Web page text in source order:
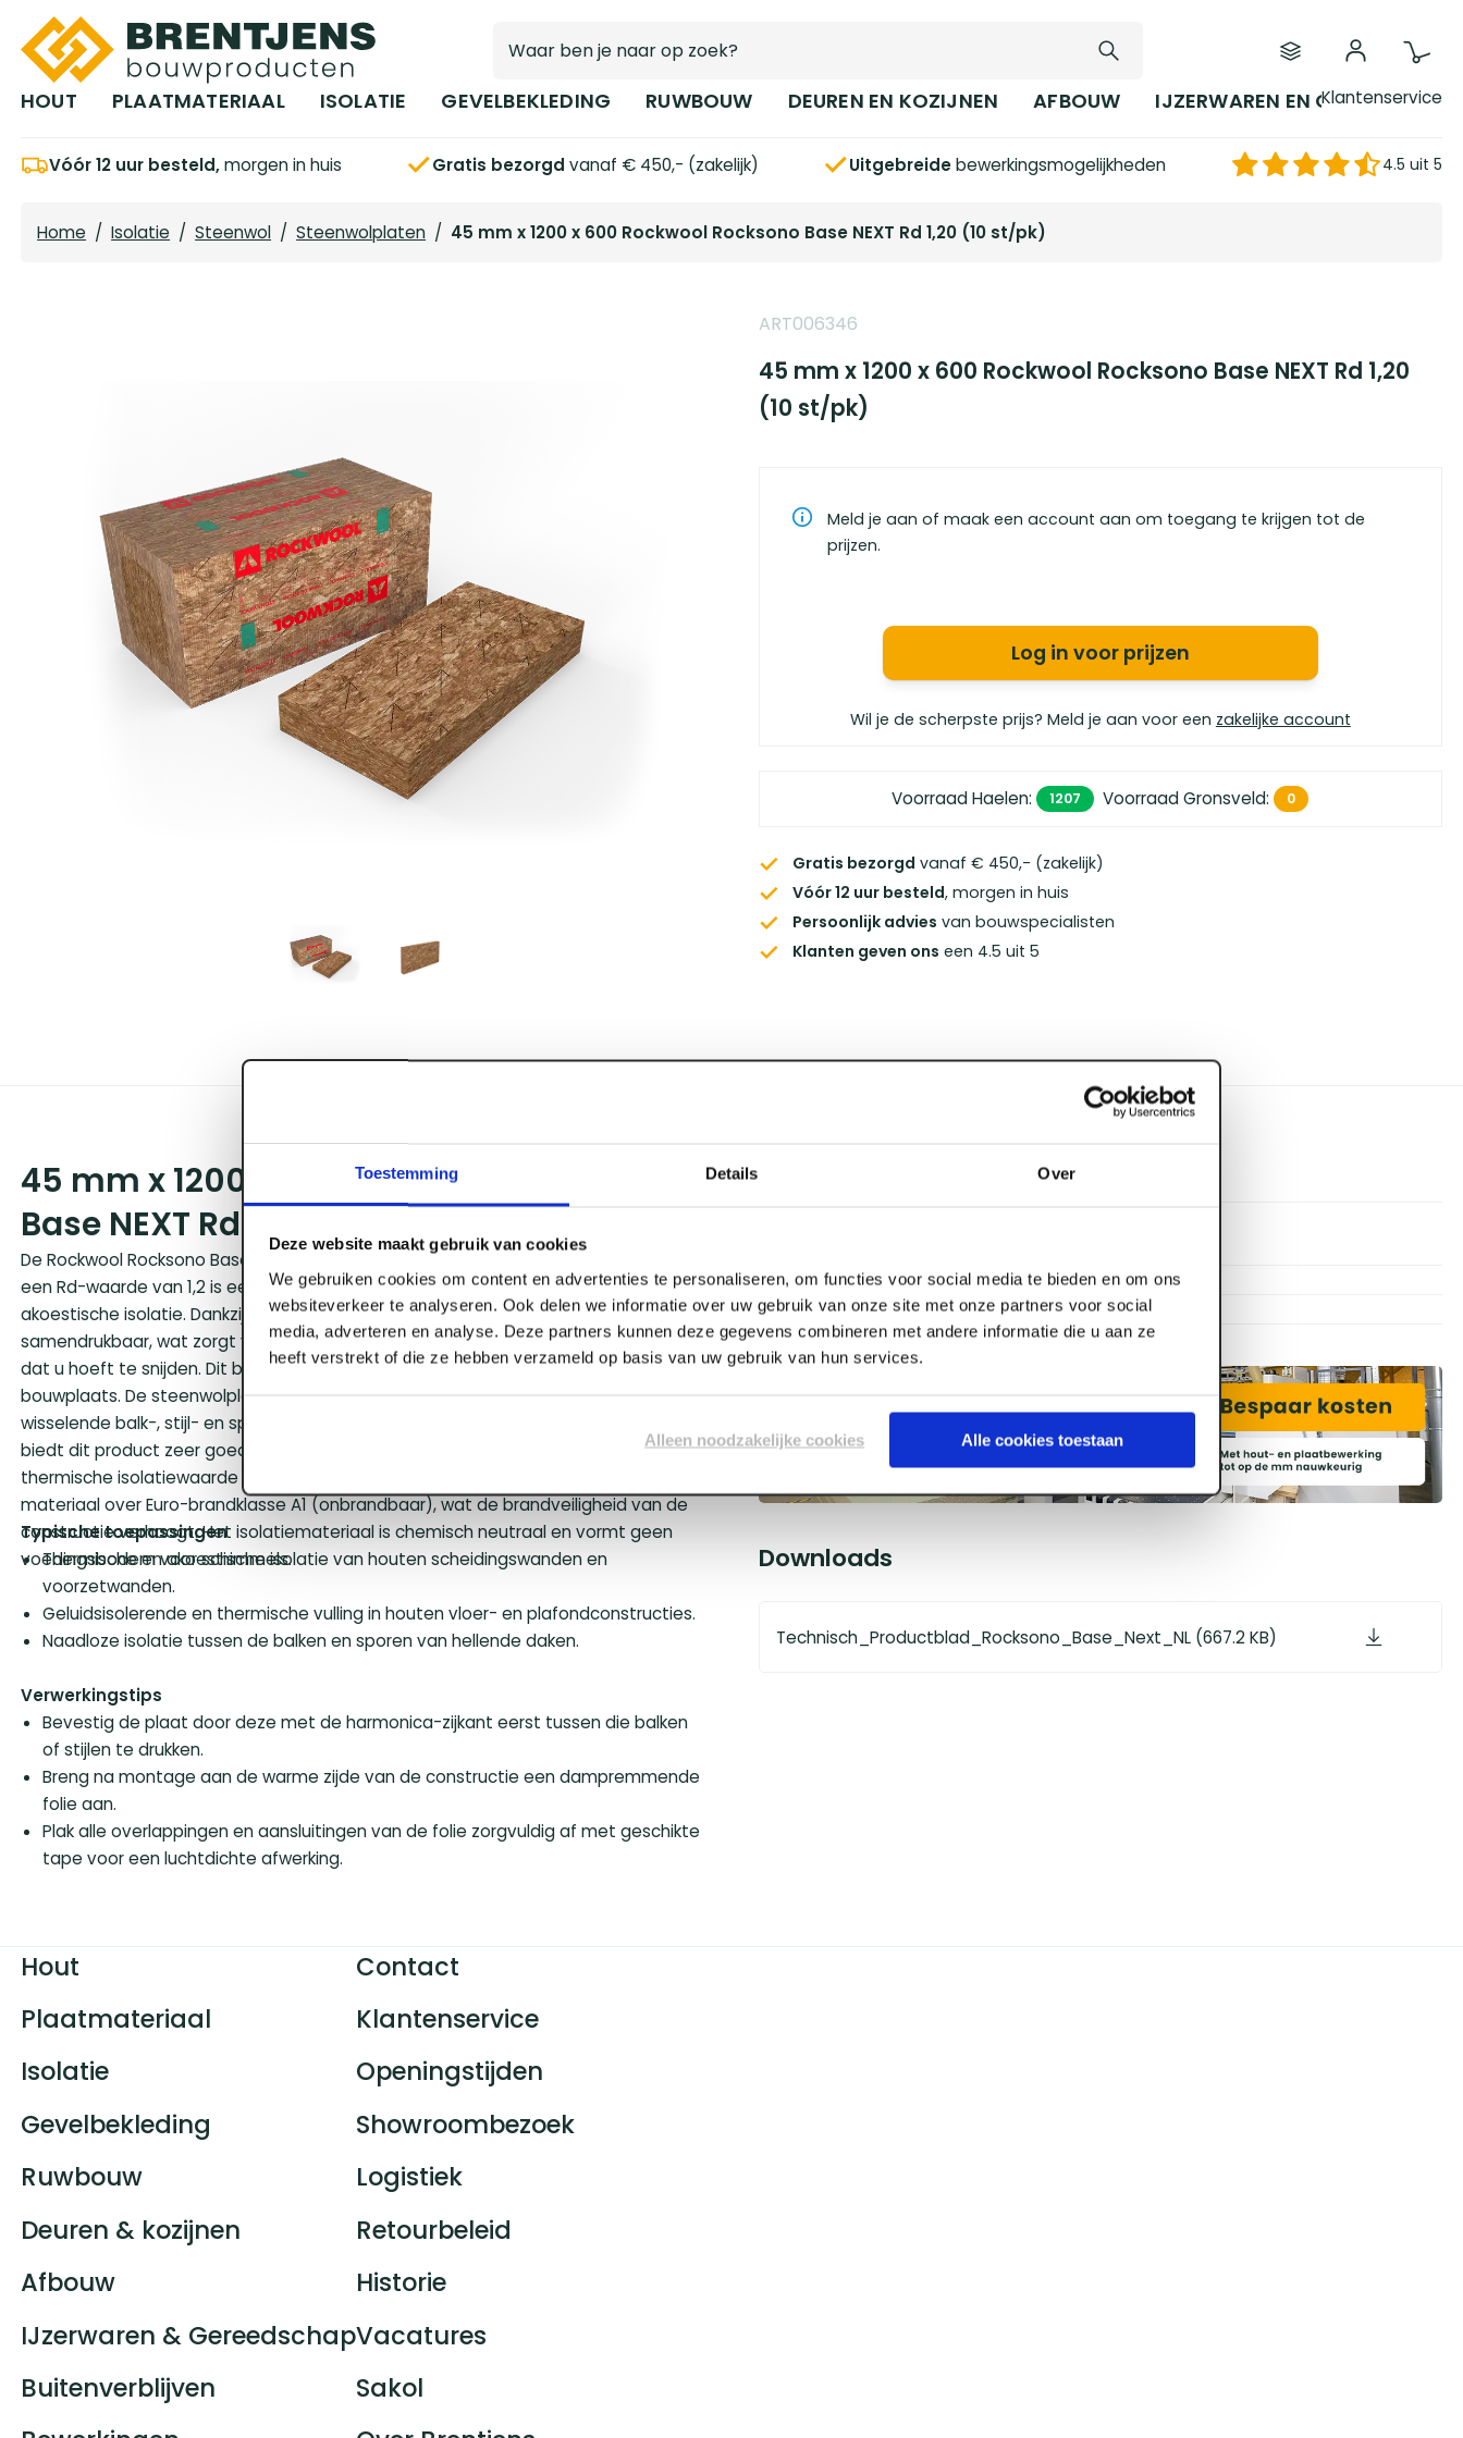
Toestemming Details Over
Deze website maakt gebruik van cookies
We gebruiken cookies om content en advertenties te personaliseren, om functies voor social media te bieden en om ons
websiteverkeer te analyseren. Ook delen we informatie over uw gebruik van onze site met onze partners voor social
media, adverteren en analyse. Deze partners kunnen deze gegevens combineren met andere informatie die u aan ze
heeft verstrekt of die ze hebben verzameld op basis van uw gebruik van hun services.
Alleen noodzakelijke cookies Alle cookies toestaan
Ga naar hoofdinhoud
HOUT PLAATMATERIAAL ISOLATIE GEVELBEKLEDING RUWBOUW DEUREN EN KOZIJNEN AFBOUW IJZERWAREN EN GEREEDSCHAP
Klantenservice
Vóór 12 uur besteld,morgen in huis Gratis bezorgd vanaf € 450,- (zakelijk) Uitgebreidebewerkingsmogelijkheden 4.5 uit 5
Home / Isolatie / Steenwol / Steenwolplaten / 45 mm x 1200 x 600 Rockwool Rocksono Base NEXT Rd 1,20 (10 st/pk)
ART006346
45 mm x 1200 x 600 Rockwool Rocksono Base NEXT Rd 1,20
(10 st/pk)
Meld je aan of maak een account aan om toegang te krijgen tot de
prijzen.
Log in voor prijzen
Wil je de scherpste prijs? Meld je aan voor een zakelijke account
Voorraad Haelen: 1207 Voorraad Gronsveld: 0
Gratis bezorgd vanaf € 450,- (zakelijk)
Vóór 12 uur besteld, morgen in huis
Persoonlijk advies van bouwspecialisten
Klanten geven ons een 4.5 uit 5
45 mm x 1200 x 600 Rockwool Rocksono
Base NEXT Rd 1,20 (10 st/pk)
De Rockwool Rocksono Base Vario Next steenwolplaat van 45 millimeter dik met
een Rd-waarde van 1,2 is een lichte en veerkrachtige oplossing voor thermische en
akoestische isolatie. Dankzij de gepatenteerde harmonica-zijkant is de plaat
samendrukbaar, wat zorgt voor een klemmende en naadloze aansluiting zonder
dat u hoeft te snijden. Dit beperkt snijafval en minimaliseert faalkosten op de
bouwplaats. De steenwolplaat is speciaal ontworpen voor toepassingen met
wisselende balk-, stijl- en sporenafstanden. Met een dichtheid van circa 35 kg/m³
biedt dit product zeer goede geluidsabsorberende eigenschappen en een
thermische isolatiewaarde die constant blijft over de tijd. Bovendien beschikt het
materiaal over Euro-brandklasse A1 (onbrandbaar), wat de brandveiligheid van de
constructie verhoogt. Het isolatiemateriaal is chemisch neutraal en vormt geen
voedingsbodem voor schimmels.
Typische toepassingen
Thermische en akoestische isolatie van houten scheidingswanden en
voorzetwanden.
Geluidsisolerende en thermische vulling in houten vloer- en plafondconstructies.
Naadloze isolatie tussen de balken en sporen van hellende daken.
Verwerkingstips
Bevestig de plaat door deze met de harmonica-zijkant eerst tussen die balken
of stijlen te drukken.
Breng na montage aan de warme zijde van de constructie een dampremmende
folie aan.
Plak alle overlappingen en aansluitingen van de folie zorgvuldig af met geschikte
tape voor een luchtdichte afwerking.
Breedte
600 mm
Dikte
45 mm
Downloads
Technisch_Productblad_Rocksono_Base_Next_NL (667.2 KB)
Hout
Plaatmateriaal
Isolatie
Gevelbekleding
Ruwbouw
Deuren & kozijnen
Afbouw
IJzerwaren & Gereedschap
Buitenverblijven
Contact
Klantenservice
Openingstijden
Showroombezoek
Logistiek
Retourbeleid
Historie
Vacatures
Sakol